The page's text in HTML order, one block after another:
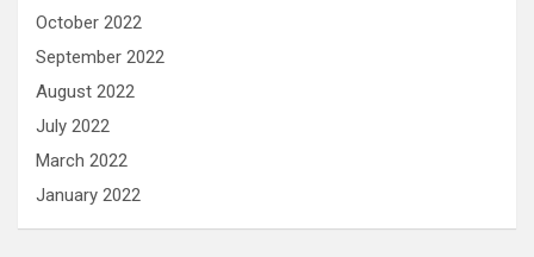
October 2022
September 2022
August 2022
July 2022
March 2022
January 2022